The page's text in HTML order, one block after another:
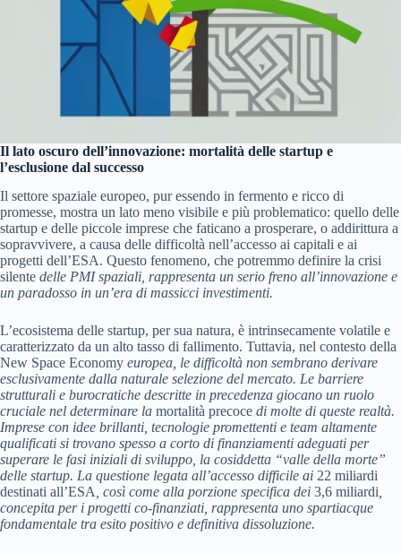
Il lato oscuro dell’innovazione: mortalità delle startup e
l’esclusione dal successo
Il settore spaziale europeo, pur essendo in fermento e ricco di
promesse, mostra un lato meno visibile e più problematico: quello delle
startup e delle piccole imprese che faticano a prosperare, o addirittura a
sopravvivere, a causa delle difficoltà nell’accesso ai capitali e ai
progetti dell’ESA. Questo fenomeno, che potremmo definire la crisi
silente delle PMI spaziali, rappresenta un serio freno all’innovazione e
un paradosso in un’era di massicci investimenti.
L’ecosistema delle startup, per sua natura, è intrinsecamente volatile e
caratterizzato da un alto tasso di fallimento. Tuttavia, nel contesto della
New Space Economy europea, le difficoltà non sembrano derivare
esclusivamente dalla naturale selezione del mercato. Le barriere
strutturali e burocratiche descritte in precedenza giocano un ruolo
cruciale nel determinare la mortalità precoce di molte di queste realtà.
Imprese con idee brillanti, tecnologie promettenti e team altamente
qualificati si trovano spesso a corto di finanziamenti adeguati per
superare le fasi iniziali di sviluppo, la cosiddetta “valle della morte”
delle startup. La questione legata all’accesso difficile ai 22 miliardi
destinati all’ESA , così come alla porzione specifica dei 3,6 miliardi
concepita per i progetti co-finanziati, rappresenta uno spartiacque
fondamentale tra esito positivo e definitiva dissoluzione.